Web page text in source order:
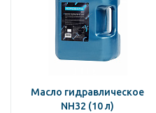
Масло гидравлическое
NH32 (10 л)